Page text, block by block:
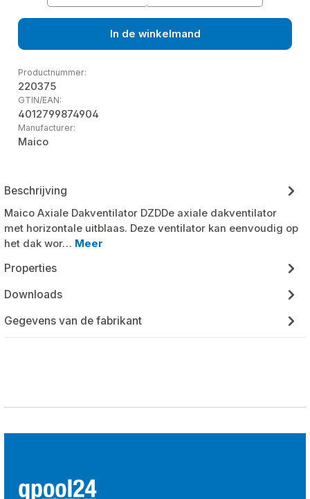
In de winkelmand
Productnummer:
220375
GTIN/EAN:
4012799874904
Manufacturer:
Maico
Beschrijving
Maico Axiale Dakventilator DZDDe axiale dakventilator
met horizontale uitblaas. Deze ventilator kan eenvoudig op
het dak wor… Meer
Properties
Downloads
Gegevens van de fabrikant